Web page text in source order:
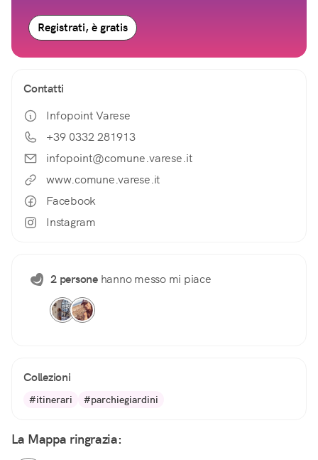
Registrati, è gratis
Contatti
Infopoint Varese
+39 0332 281913
infopoint@comune.varese.it
www.comune.varese.it
Facebook
Instagram
2 personehanno messo mi piace
Collezioni
#itinerari #parchiegiardini
La Mappa ringrazia: